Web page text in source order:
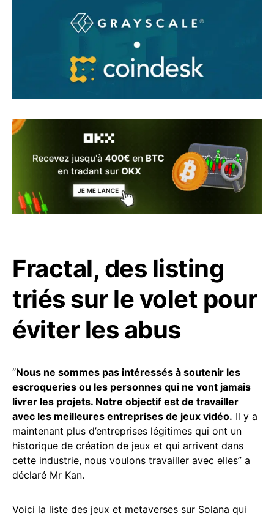
Fractal, des listing
triés sur le volet pour
éviter les abus
“Nous ne sommes pas intéressés à soutenir les
escroqueries ou les personnes qui ne vont jamais
livrer les projets. Notre objectif est de travailler
avec les meilleures entreprises de jeux vidéo. Il y a
maintenant plus d’entreprises légitimes qui ont un
historique de création de jeux et qui arrivent dans
cette industrie, nous voulons travailler avec elles” a
déclaré Mr Kan.
Voici la liste des jeux et metaverses sur Solana qui